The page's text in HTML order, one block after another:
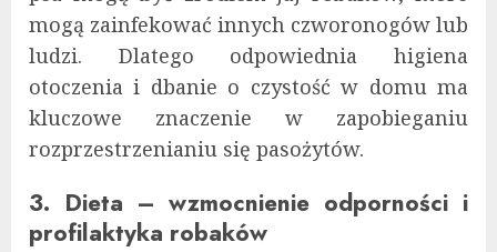
mogą zainfekować innych czworonogów lub
ludzi. Dlatego odpowiednia higiena
otoczenia i dbanie o czystość w domu ma
kluczowe znaczenie w zapobieganiu
rozprzestrzenianiu się pasożytów.
3. Dieta – wzmocnienie odporności i
profilaktyka robaków